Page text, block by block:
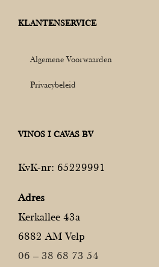
KLANTENSERVICE
Algemene Voorwaarden
Privacybeleid
VINOS I CAVAS BV
KvK-nr: 65229991
Adres
Kerkallee 43a
6882 AM Velp
06 – 38 68 73 54